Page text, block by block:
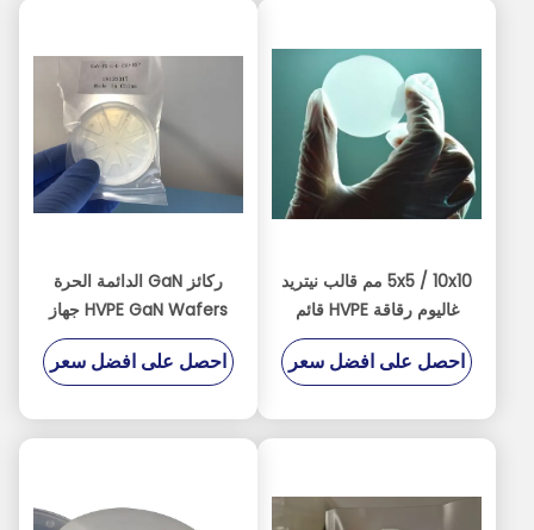
5x5 / 10x10 مم قالب نيتريد
غاليوم رقاقة HVPE قائم
بذاته صناعي
احصل على افضل سعر
ركائز GaN الدائمة الحرة
HVPE GaN Wafers جهاز
المسحوق GaN-On-
Sapphire GaN-On-SiC
احصل على افضل سعر